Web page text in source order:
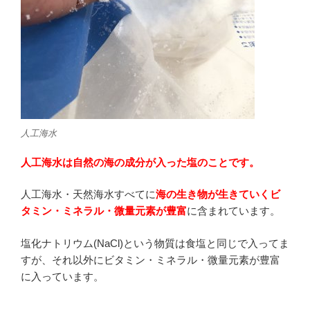
人工海水
人工海水は自然の海の成分が入った塩のことです。
人工海水・天然海水すべてに海の生き物が生きていくビ
タミン・ミネラル・微量元素が豊富に含まれています。
塩化ナトリウム(NaCl)という物質は食塩と同じで入ってま
すが、それ以外にビタミン・ミネラル・微量元素が豊富
に入っています。